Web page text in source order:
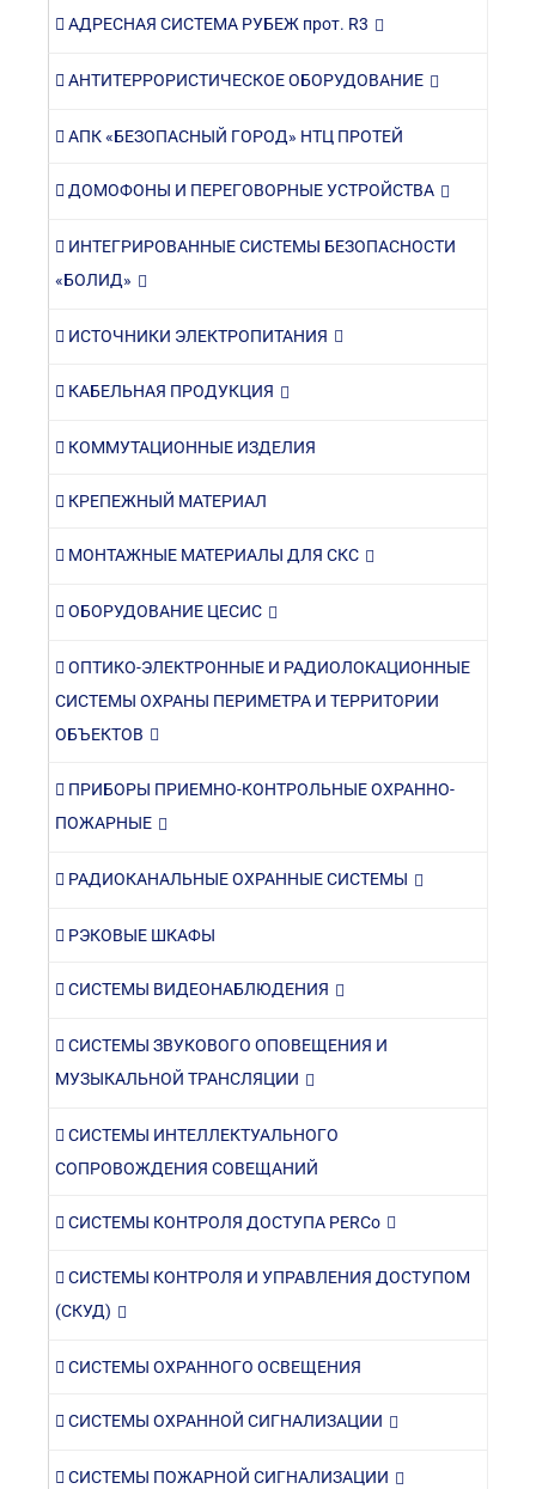
АДРЕСНАЯ СИСТЕМА РУБЕЖ прот. R3
АНТИТЕРРОРИСТИЧЕСКОЕ ОБОРУДОВАНИЕ
АПК «БЕЗОПАСНЫЙ ГОРОД» НТЦ ПРОТЕЙ
ДОМОФОНЫ И ПЕРЕГОВОРНЫЕ УСТРОЙСТВА
ИНТЕГРИРОВАННЫЕ СИСТЕМЫ БЕЗОПАСНОСТИ
«БОЛИД»
ИСТОЧНИКИ ЭЛЕКТРОПИТАНИЯ
КАБЕЛЬНАЯ ПРОДУКЦИЯ
КОММУТАЦИОННЫЕ ИЗДЕЛИЯ
КРЕПЕЖНЫЙ МАТЕРИАЛ
МОНТАЖНЫЕ МАТЕРИАЛЫ ДЛЯ СКС
ОБОРУДОВАНИЕ ЦЕСИС
ОПТИКО-ЭЛЕКТРОННЫЕ И РАДИОЛОКАЦИОННЫЕ
СИСТЕМЫ ОХРАНЫ ПЕРИМЕТРА И ТЕРРИТОРИИ
ОБЪЕКТОВ
ПРИБОРЫ ПРИЕМНО-КОНТРОЛЬНЫЕ ОХРАННО-
ПОЖАРНЫЕ
РАДИОКАНАЛЬНЫЕ ОХРАННЫЕ СИСТЕМЫ
РЭКОВЫЕ ШКАФЫ
СИСТЕМЫ ВИДЕОНАБЛЮДЕНИЯ
СИСТЕМЫ ЗВУКОВОГО ОПОВЕЩЕНИЯ И
МУЗЫКАЛЬНОЙ ТРАНСЛЯЦИИ
СИСТЕМЫ ИНТЕЛЛЕКТУАЛЬНОГО
СОПРОВОЖДЕНИЯ СОВЕЩАНИЙ
СИСТЕМЫ КОНТРОЛЯ ДОСТУПА PERCo
СИСТЕМЫ КОНТРОЛЯ И УПРАВЛЕНИЯ ДОСТУПОМ
(СКУД)
СИСТЕМЫ ОХРАННОГО ОСВЕЩЕНИЯ
СИСТЕМЫ ОХРАННОЙ СИГНАЛИЗАЦИИ
СИСТЕМЫ ПОЖАРНОЙ СИГНАЛИЗАЦИИ